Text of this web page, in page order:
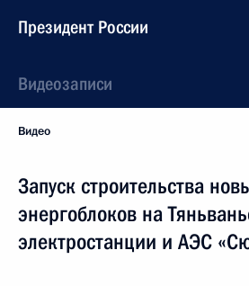
Президент России
Видеозаписи
Видео
Запуск строительства
энергоблоков на
электростанции и АЭС